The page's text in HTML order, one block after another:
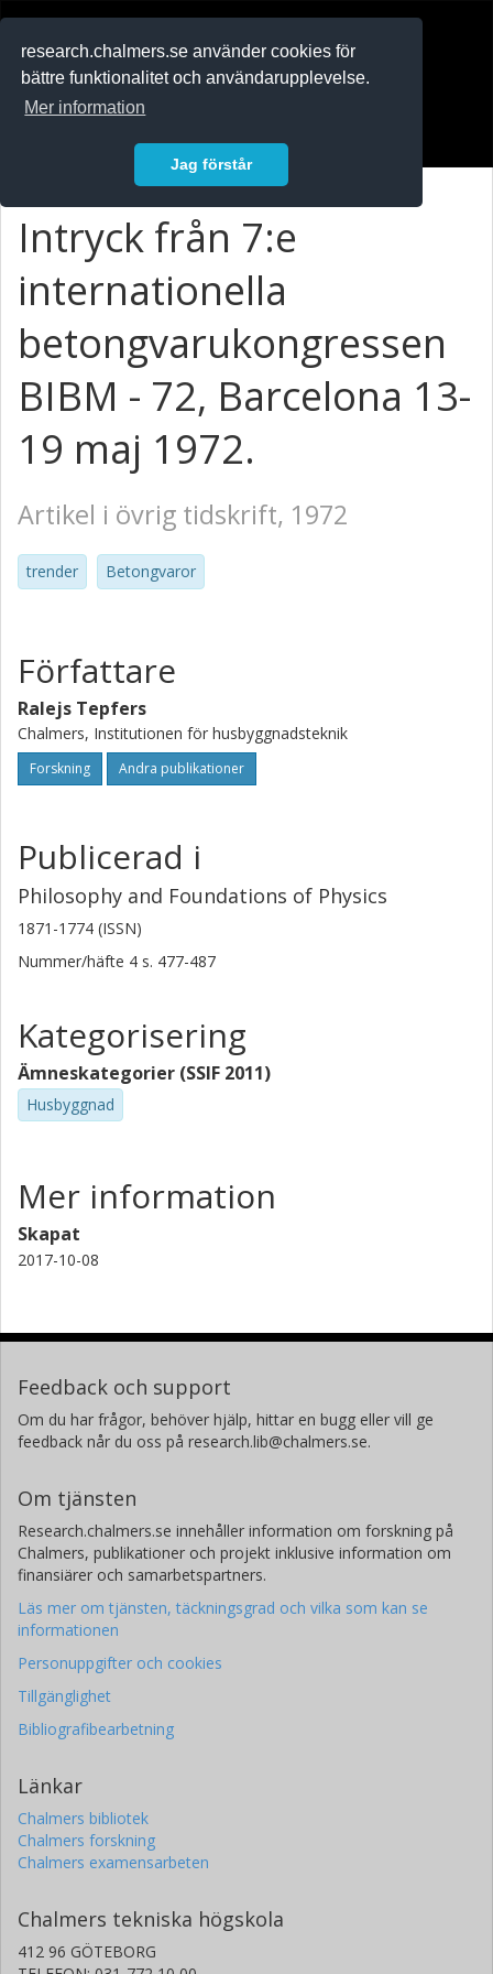
research.chalmers.se använder cookies för
bättre funktionalitet och användarupplevelse.
Mer information
Jag förstår
Intryck från 7:e
internationella
betongvarukongressen
BIBM - 72, Barcelona 13-
19 maj 1972.
Artikel i övrig tidskrift, 1972
trender Betongvaror
Författare
Ralejs Tepfers
Chalmers, Institutionen för husbyggnadsteknik
Forskning Andra publikationer
Publicerad i
Philosophy and Foundations of Physics
1871-1774 (ISSN)
Nummer/häfte 4 s. 477-487
Kategorisering
Ämneskategorier (SSIF 2011)
Husbyggnad
Mer information
Skapat
2017-10-08
Feedback och support
Om du har frågor, behöver hjälp, hittar en bugg eller vill ge
feedback når du oss på research.lib@chalmers.se.
Om tjänsten
Research.chalmers.se innehåller information om forskning på
Chalmers, publikationer och projekt inklusive information om
finansiärer och samarbetspartners.
Läs mer om tjänsten, täckningsgrad och vilka som kan se
informationen
Personuppgifter och cookies
Tillgänglighet
Bibliografibearbetning
Länkar
Chalmers bibliotek
Chalmers forskning
Chalmers examensarbeten
Chalmers tekniska högskola
412 96 GÖTEBORG